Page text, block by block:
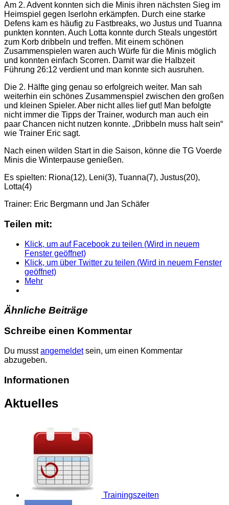
Am 2. Advent konnten sich die Minis ihren nächsten Sieg im
Heimspiel gegen Iserlohn erkämpfen. Durch eine starke
Defens kam es häufig zu Fastbreaks, wo Justus und Tuanna
punkten konnten. Auch Lotta konnte durch Steals ungestört
zum Korb dribbeln und treffen. Mit einem schönen
Zusammenspielen waren auch Würfe für die Minis möglich
und konnten einfach Scorren. Damit war die Halbzeit
Führung 26:12 verdient und man konnte sich ausruhen.
Die 2. Hälfte ging genau so erfolgreich weiter. Man sah
weiterhin ein schönes Zusammenspiel zwischen den großen
und kleinen Spieler. Aber nicht alles lief gut! Man befolgte
nicht immer die Tipps der Trainer, wodurch man auch ein
paar Chancen nicht nutzen konnte. „Dribbeln muss halt sein“
wie Trainer Eric sagt.
Nach einen wilden Start in die Saison, könne die TG Voerde
Minis die Winterpause genießen.
Es spielten: Riona(12), Leni(3), Tuanna(7), Justus(20),
Lotta(4)
Trainer: Eric Bergmann und Jan Schäfer
Teilen mit:
Klick, um auf Facebook zu teilen (Wird in neuem
Fenster geöffnet)
Klick, um über Twitter zu teilen (Wird in neuem Fenster
geöffnet)
Mehr
Ähnliche Beiträge
Schreibe einen Kommentar
Du musstangemeldetsein, um einen Kommentar
abzugeben.
Informationen
Aktuelles
Trainingszeiten